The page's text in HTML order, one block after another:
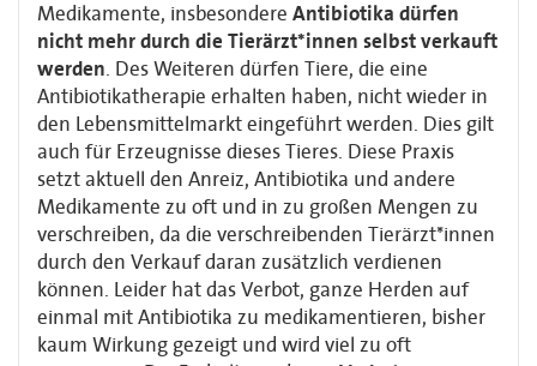
Medikamente, insbesondere Antibiotika dürfen
nicht mehr durch die Tierärzt*innen selbst verkauft
werden. Des Weiteren dürfen Tiere, die eine
Antibiotikatherapie erhalten haben, nicht wieder in
den Lebensmittelmarkt eingeführt werden. Dies gilt
auch für Erzeugnisse dieses Tieres. Diese Praxis
setzt aktuell den Anreiz, Antibiotika und andere
Medikamente zu oft und in zu großen Mengen zu
verschreiben, da die verschreibenden Tierärzt*innen
durch den Verkauf daran zusätzlich verdienen
können. Leider hat das Verbot, ganze Herden auf
einmal mit Antibiotika zu medikamentieren, bisher
kaum Wirkung gezeigt und wird viel zu oft